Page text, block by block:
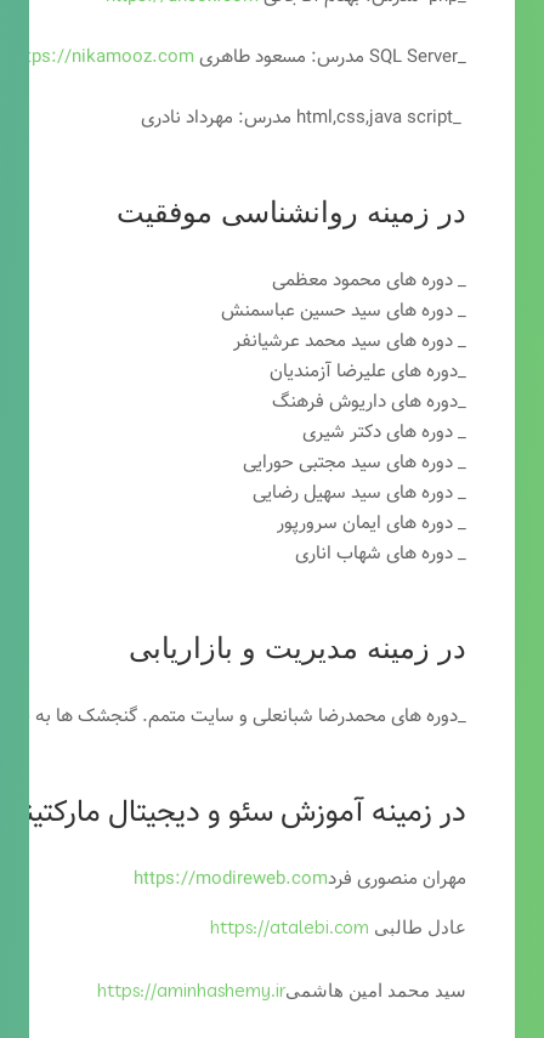
_SQL Server مدرس: مسعود طاهری
https://nikamooz.com
_html,css,java script مدرس: مهرداد نادری
در زمینه روانشناسی موفقیت
_ دوره های محمود معظمی
_ دوره های سید حسین عباسمنش
_ دوره های سید محمد عرشیانفر
_دوره های علیرضا آزمندیان
_دوره های داریوش فرهنگ
_ دوره های دکتر شیری
_ دوره های سید مجتبی حورایی
_ دوره های سید سهیل رضایی
_ دوره های ایمان سرورپور
_ دوره های شهاب اناری
در زمینه مدیریت و بازاریابی
_دوره های محمدرضا شبانعلی و سایت متمم. گنجشک ها به
در زمینه آموزش سئو و دیجیتال
مهران منصوری فردhttps://modireweb.com
عادل طالبی https://atalebi.com
سید محمد امین هاشمیhttps://aminhashemy.ir